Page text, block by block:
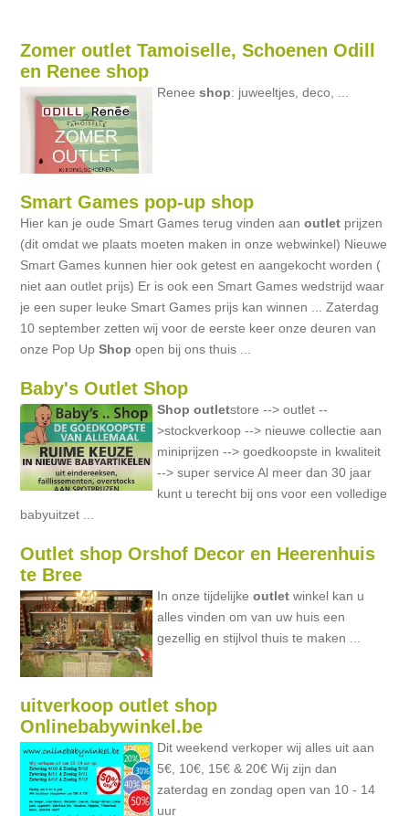
Zomer outlet Tamoiselle, Schoenen Odill
en Renee shop
Reneeshop: juweeltjes, deco, ...
Smart Games pop-up shop
Hier kan je oude Smart Games terug vinden aanoutlet prijzen
(dit omdat we plaats moeten maken in onze webwinkel) Nieuwe
Smart Games kunnen hier ook getest en aangekocht worden (
niet aan outlet prijs) Er is ook een Smart Games wedstrijd waar
je een super leuke Smart Games prijs kan winnen ... Zaterdag
10 september zetten wij voor de eerste keer onze deuren van
onze Pop UpShop open bij ons thuis ...
Baby's Outlet Shop
Shop outletstore --> outlet --
>stockverkoop --> nieuwe collectie aan
miniprijzen --> goedkoopste in kwaliteit
--> super service Al meer dan 30 jaar
kunt u terecht bij ons voor een volledige
babyuitzet ...
Outlet shop Orshof Decor en Heerenhuis
te Bree
In onze tijdelijkeoutlet winkel kan u
alles vinden om van uw huis een
gezellig en stijlvol thuis te maken ...
uitverkoop outlet shop
Onlinebabywinkel.be
Dit weekend verkoper wij alles uit aan
5€, 10€, 15€ & 20€ Wij zijn dan
zaterdag en zondag open van 10 - 14
uur